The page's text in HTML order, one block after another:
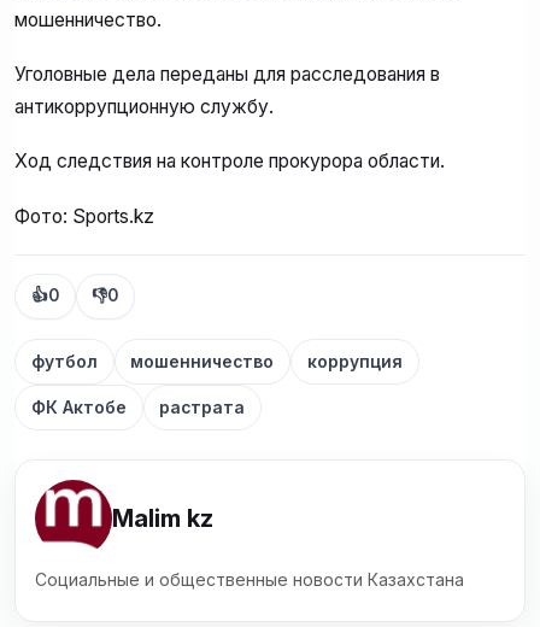
мошенничество.
Уголовные дела переданы для расследования в
антикоррупционную службу.
Ход следствия на контроле прокурора области.
Фото: Sports.kz
👍0 👎0
футбол мошенничество коррупция
ФК Актобе растрата
Malim kz
Социальные и общественные новости Казахстана